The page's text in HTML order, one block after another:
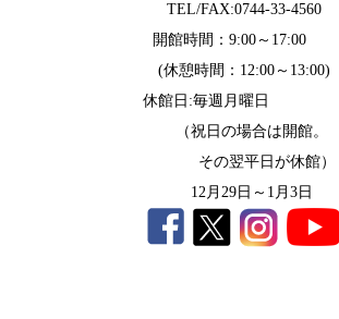
TEL/FAX:0744-33-4560
開館時間：9:00～17:00
(休憩時間：12:00～13:00)
休館日:毎週月曜日
（祝日の場合は開館。
その翌平日が休館）
12月29日～1月3日